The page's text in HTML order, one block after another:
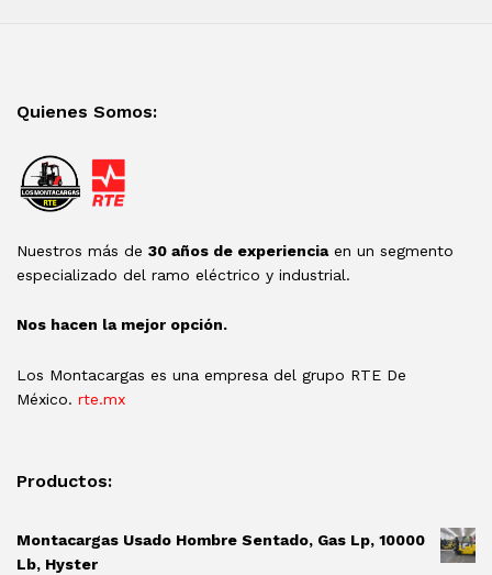
Quienes Somos:
Nuestros más de 30 años de experienciaen un segmento
especializado del ramo eléctrico y industrial.
Nos hacen la mejor opción.
Los Montacargas es una empresa del grupo RTE De
México. rte.mx
Productos:
Montacargas Usado Hombre Sentado, Gas Lp, 10000
Lb, Hyster